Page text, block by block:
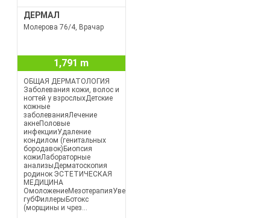
ДЕРМАЛ
Молерова 76/4, Врачар
1,791 m
ОБЩАЯ ДЕРМАТОЛОГИЯ
Заболевания кожи, волос и
ногтей у взрослыхДетские
кожные
заболеванияЛечение
акнеПоловые
инфекцииУдаление
кондилом (генитальных
бородавок)Биопсия
кожиЛабораторные
анализыДерматоскопия
родинок ЭСТЕТИЧЕСКАЯ
МЕДИЦИНА
ОмоложениеМезотерапияУвеличение
губФиллерыБотокс
(морщины и чрез...